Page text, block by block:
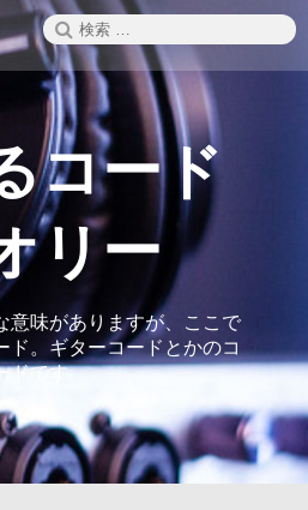
検
索:
コード
リー
意味がありますが、ここで
ド。ギターコードとかのコ
ドです。